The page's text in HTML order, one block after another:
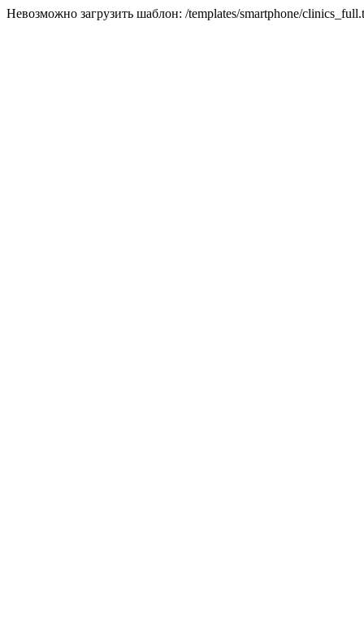
Невозможно загрузить шаблон: /templates/smartphone/